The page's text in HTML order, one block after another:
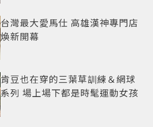
台灣最大愛馬仕 高雄漢神專門店
煥新開幕
肯豆也在穿的三葉草訓練＆網球
系列 場上場下都是時髦運動女孩